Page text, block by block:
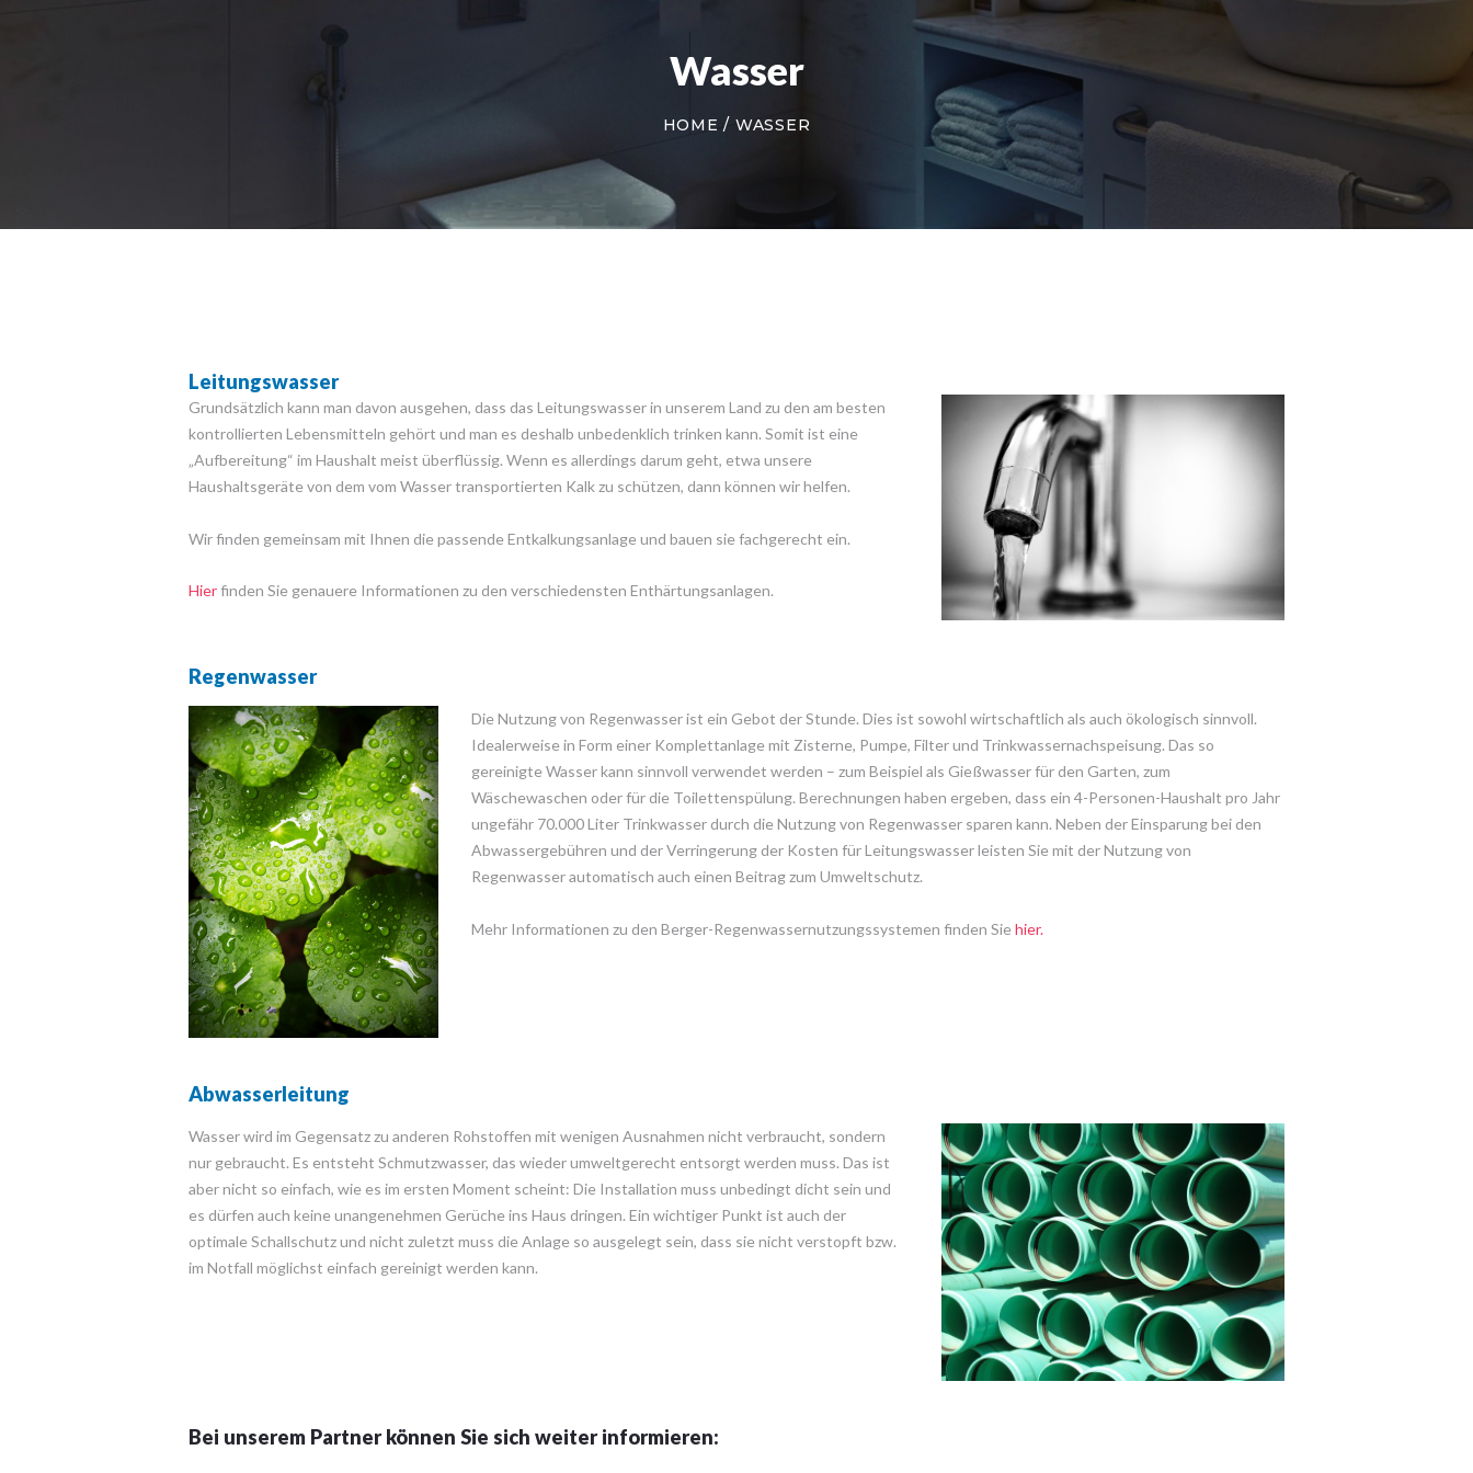
Wasser
HOME WASSER
Leitungswasser
Grundsätzlich kann man davon ausgehen, dass das Leitungswasser in unserem Land zu den am besten
kontrollierten Lebensmitteln gehört und man es deshalb unbedenklich trinken kann. Somit ist eine
„Aufbereitung“ im Haushalt meist überflüssig. Wenn es allerdings darum geht, etwa unsere
Haushaltsgeräte von dem vom Wasser transportierten Kalk zu schützen, dann können wir helfen.
Wir finden gemeinsam mit Ihnen die passende Entkalkungsanlage und bauen sie fachgerecht ein.
Hierfinden Sie genauere Informationen zu den verschiedensten Enthärtungsanlagen.
Regenwasser
Die Nutzung von Regenwasser ist ein Gebot der Stunde. Dies ist sowohl wirtschaftlich als auch ökologisch sinnvoll.
Idealerweise in Form einer Komplettanlage mit Zisterne, Pumpe, Filter und Trinkwassernachspeisung. Das so
gereinigte Wasser kann sinnvoll verwendet werden – zum Beispiel als Gießwasser für den Garten, zum
Wäschewaschen oder für die Toilettenspülung. Berechnungen haben ergeben, dass ein 4-Personen-Haushalt pro Jahr
ungefähr 70.000 Liter Trinkwasser durch die Nutzung von Regenwasser sparen kann. Neben der Einsparung bei den
Abwassergebühren und der Verringerung der Kosten für Leitungswasser leisten Sie mit der Nutzung von
Regenwasser automatisch auch einen Beitrag zum Umweltschutz.
Mehr Informationen zu den Berger-Regenwassernutzungssystemen finden Siehier.
Abwasserleitung
Wasser wird im Gegensatz zu anderen Rohstoffen mit wenigen Ausnahmen nicht verbraucht, sondern
nur gebraucht. Es entsteht Schmutzwasser, das wieder umweltgerecht entsorgt werden muss. Das ist
aber nicht so einfach, wie es im ersten Moment scheint: Die Installation muss unbedingt dicht sein und
es dürfen auch keine unangenehmen Gerüche ins Haus dringen. Ein wichtiger Punkt ist auch der
optimale Schallschutz und nicht zuletzt muss die Anlage so ausgelegt sein, dass sie nicht verstopft bzw.
im Notfall möglichst einfach gereinigt werden kann.
Bei unserem Partner können Sie sich weiter informieren: